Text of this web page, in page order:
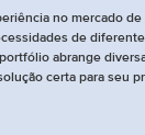
no mercado
de
abrange
certa para seu